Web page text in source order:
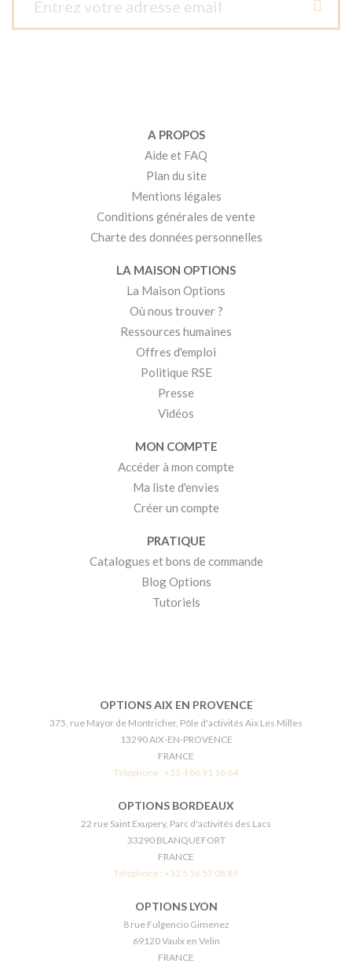
A PROPOS
Aide et FAQ
Plan du site
Mentions légales
Conditions générales de vente
Charte des données personnelles
LA MAISON OPTIONS
La Maison Options
Où nous trouver ?
Ressources humaines
Offres d'emploi
Politique RSE
Presse
Vidéos
MON COMPTE
Accéder à mon compte
Ma liste d'envies
Créer un compte
PRATIQUE
Catalogues et bons de commande
Blog Options
Tutoriels
OPTIONS AIX EN PROVENCE
375, rue Mayor de Montricher, Pôle d'activités Aix Les Milles
13290 AIX-EN-PROVENCE
FRANCE
Téléphone : +33 4 86 91 16 64
OPTIONS BORDEAUX
22 rue Saint Exupery, Parc d'activités des Lacs
33290 BLANQUEFORT
FRANCE
Téléphone : +33 5 56 57 08 89
OPTIONS LYON
8 rue Fulgencio Gimenez
69120 Vaulx en Velin
FRANCE